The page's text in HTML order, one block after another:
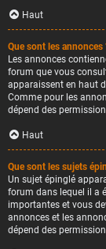
Haut
Que sont les annonces
Les annonces
forum que vous
apparaissent en haut
Comme pour les
dépend des
Haut
Que sont les sujets
Un sujet épinglé
forum dans lequel il a
importantes et vous
annonces et les
dépend des